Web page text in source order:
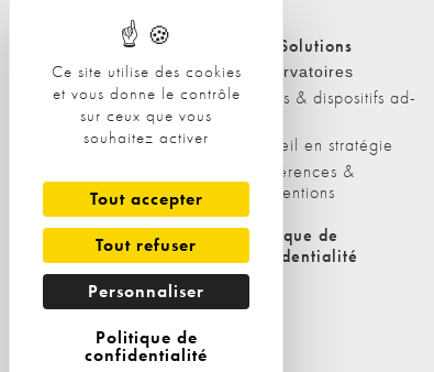
Ce site utilise des cookies
et vous donne le contrôle
sur ceux que vous
souhaitez activer
Tout accepter
Tout refuser
Personnaliser
Politique de
confidentialité
Nos Solutions
A propos
L'équipe
Nos clients
Nos Solutions
Observatoires
Etudes & dispositifs ad-
Conseil en stratégie
Conférences &
interventions
Politique de cookies
Politique de
confidentialité